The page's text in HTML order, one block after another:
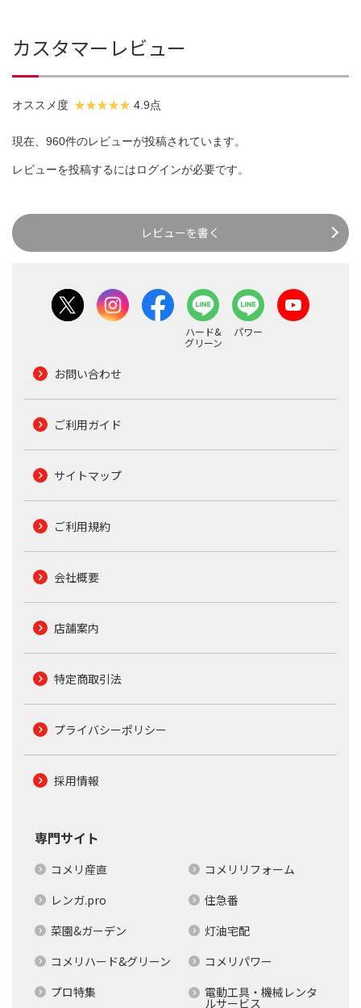
カスタマーレビュー
オススメ度 4.9点
現在、960件のレビューが投稿されています。
レビューを投稿するにはログインが必要です。
レビューを書く
ハード&
グリーン
パワー
お問い合わせ
ご利用ガイド
サイトマップ
ご利用規約
会社概要
店舗案内
特定商取引法
プライバシーポリシー
採用情報
専門サイト
コメリ産直
コメリリフォーム
レンガ.pro
住急番
菜園&ガーデン
灯油宅配
コメリハード&グリーン
コメリパワー
プロ特集
電動工具・機械レンタ
ルサービス